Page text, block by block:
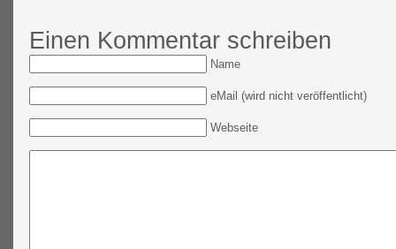
Einen Kommentar schreiben
Name
eMail (wird nicht veröffentlicht)
Webseite